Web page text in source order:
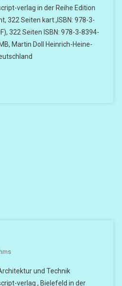
verlag in der Reihe Edition
322 Seiten kart.,ISBN: 978-3-
322 Seiten ISBN: 978-3-8394-
Martin Doll Heinrich-Heine-
und Technik
verlag , Bielefeld in der